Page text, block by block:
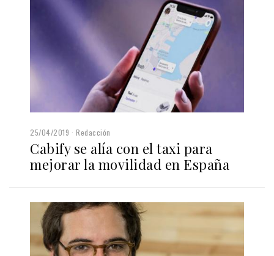
25/04/2019 Redacción
Cabify se alía con el taxi para
mejorar la movilidad en España